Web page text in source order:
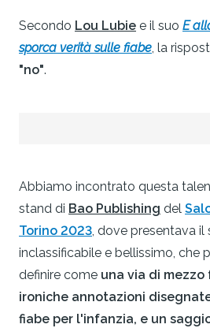
Secondo Lou Lubie e il suo E
sporca verità sulle fiabe, la
"no".
Abbiamo incontrato questa
stand di Bao Publishing del
Torino 2023, dove presentava il
inclassificabile e bellissimo, che
definire come una via di
ironiche annotazioni
fiabe per l'infanzia, e un